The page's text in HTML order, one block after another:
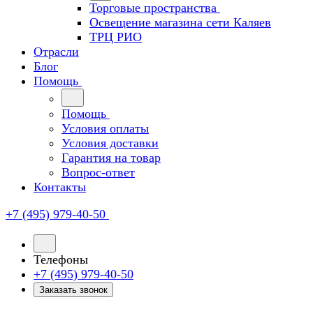
Торговые пространства
Освещение магазина сети Каляев
ТРЦ РИО
Отрасли
Блог
Помощь
Помощь
Условия оплаты
Условия доставки
Гарантия на товар
Вопрос-ответ
Контакты
+7 (495) 979-40-50
Телефоны
+7 (495) 979-40-50
Заказать звонок